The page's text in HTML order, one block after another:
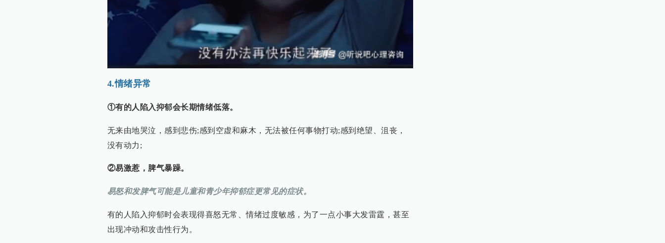
4.情绪异常
①有的人陷入抑郁会长期情绪低落。
无来由地哭泣，感到悲伤;感到空虚和麻木，无法被任何事物打动;感到绝望、沮丧，
没有动力;
②易激惹，脾气暴躁。
易怒和发脾气可能是儿童和青少年抑郁症更常见的症状。
有的人陷入抑郁时会表现得喜怒无常、情绪过度敏感，为了一点小事大发雷霆，甚至
出现冲动和攻击性行为。